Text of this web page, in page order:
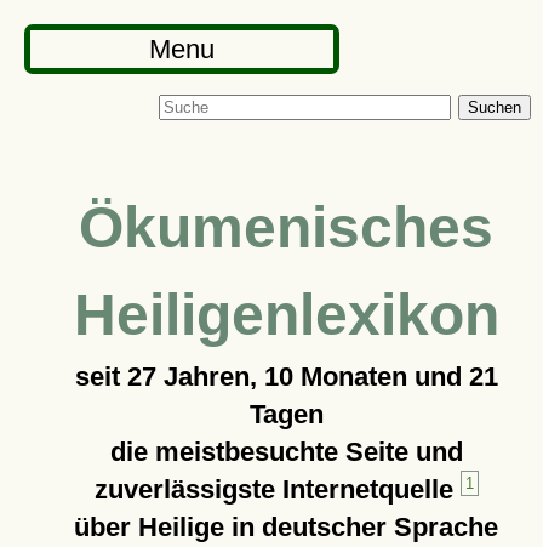
Menu
Suchen
Ökumenisches
Heiligenlexikon
seit 27 Jahren, 10 Monaten und 21
Tagen
die meistbesuchte Seite und
zuverlässigste Internetquelle
1
über Heilige in deutscher Sprache